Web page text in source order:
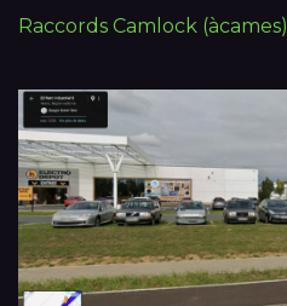
Raccords Camlock (àcames)